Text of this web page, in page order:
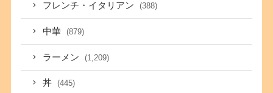
フレンチ・イタリアン (388)
中華 (879)
ラーメン (1,209)
丼 (445)